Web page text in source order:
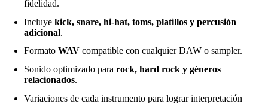
fidelidad.
Incluye kick, snare, hi-hat, toms, platillos y percusión
adicional.
Formato WAV compatible con cualquier DAW o sampler.
Sonido optimizado para rock, hard rock y géneros
relacionados.
Variaciones de cada instrumento para lograr interpretación